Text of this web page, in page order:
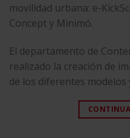
movilidad urbana: e-
Concept y Minimó.
El departamento de
realizado la creación de
de los diferentes